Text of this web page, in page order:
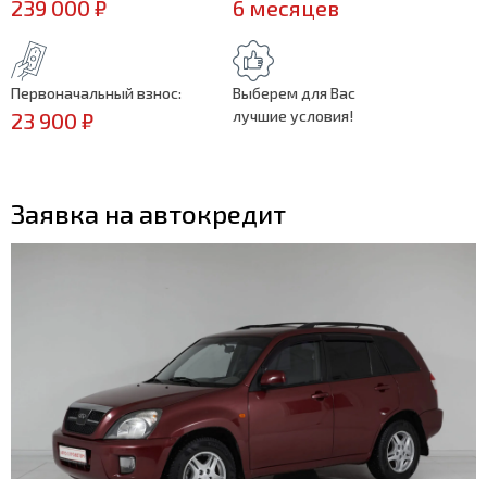
239 000 ₽ 6 месяцев
Первоначальный взнос:
23 900 ₽
Выберем для Вас
лучшие условия!
Заявка на автокредит